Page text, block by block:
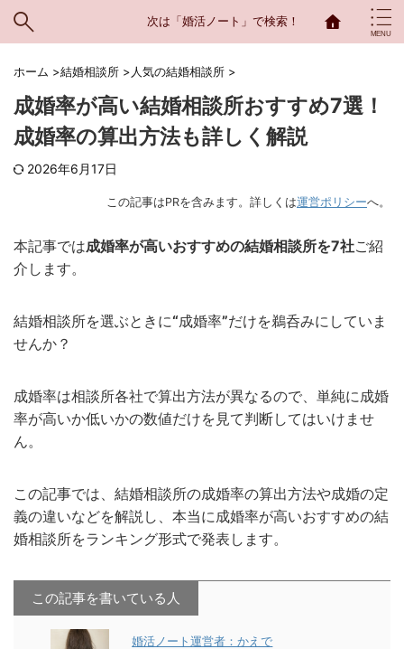
次は「婚活ノート」で検索！
ホーム >結婚相談所 > 人気の結婚相談所 >
成婚率が高い結婚相談所おすすめ7選！
成婚率の算出方法も詳しく解説
2026年6月17日
この記事はPRを含みます。詳しくは運営ポリシーへ。
本記事では成婚率が高いおすすめの結婚相談所を7社ご紹
介します。
結婚相談所を選ぶときに“成婚率”だけを鵜呑みにしていま
せんか？
成婚率は相談所各社で算出方法が異なるので、単純に成婚
率が高いか低いかの数値だけを見て判断してはいけませ
ん。
この記事では、結婚相談所の成婚率の算出方法や成婚の定
義の違いなどを解説し、本当に成婚率が高いおすすめの結
婚相談所をランキング形式で発表します。
この記事を書いている人
婚活ノート運営者：かえで